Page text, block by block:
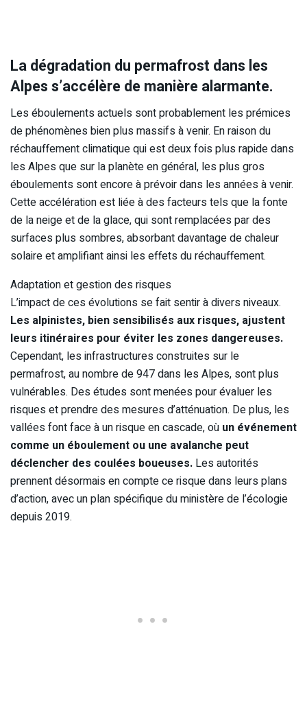
La dégradation du permafrost dans les
Alpes s’accélère de manière alarmante.
Les éboulements actuels sont probablement les prémices
de phénomènes bien plus massifs à venir. En raison du
réchauffement climatique qui est deux fois plus rapide dans
les Alpes que sur la planète en général, les plus gros
éboulements sont encore à prévoir dans les années à venir.
Cette accélération est liée à des facteurs tels que la fonte
de la neige et de la glace, qui sont remplacées par des
surfaces plus sombres, absorbant davantage de chaleur
solaire et amplifiant ainsi les effets du réchauffement.
Adaptation et gestion des risques
L’impact de ces évolutions se fait sentir à divers niveaux.
Les alpinistes, bien sensibilisés aux risques, ajustent
leurs itinéraires pour éviter les zones dangereuses.
Cependant, les infrastructures construites sur le
permafrost, au nombre de 947 dans les Alpes, sont plus
vulnérables. Des études sont menées pour évaluer les
risques et prendre des mesures d’atténuation. De plus, les
vallées font face à un risque en cascade, où un événement
comme un éboulement ou une avalanche peut
déclencher des coulées boueuses. Les autorités
prennent désormais en compte ce risque dans leurs plans
d’action, avec un plan spécifique du ministère de l’écologie
depuis 2019.